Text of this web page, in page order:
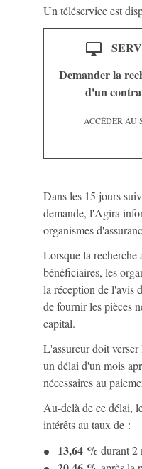
Un téléservice est
desktop_mac
Demander la
d'un
ACCÉDER AU
Dans les 15 jours
demande, l'Agira
organismes
Lorsque la recherche
bénéficiaires, les
la réception de l'avis
de fournir les pièces
capital.
L'assureur doit
un délai d'un mois
nécessaires au
Au-delà de ce délai,
intérêts au taux de :
13,64 % durant 2